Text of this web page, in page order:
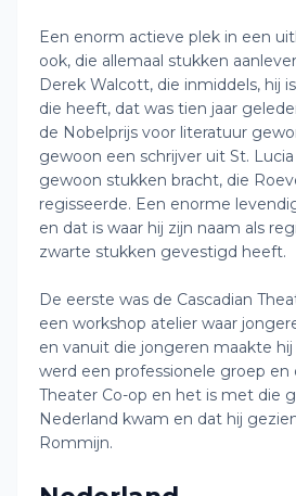
Een enorm actieve plek in een
ook, die allemaal stukken
Derek Walcott, die inmiddels, hij
die heeft, dat was tien jaar
de Nobelprijs voor literatuur
gewoon een schrijver uit St.
gewoon stukken bracht, die
regisseerde. Een enorme
en dat is waar hij zijn naam als
zwarte stukken gevestigd heeft.
De eerste was de Cascadian
een workshop atelier waar
en vanuit die jongeren maakte
werd een professionele groep en
Theater Co-op en het is met die
Nederland kwam en dat hij
Rommijn.